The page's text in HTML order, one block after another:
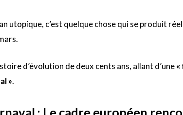
utopique, c’est quelque chose qui se produit
d’évolution de deux cents ans, allant d’une«
».
: Le cadre européen